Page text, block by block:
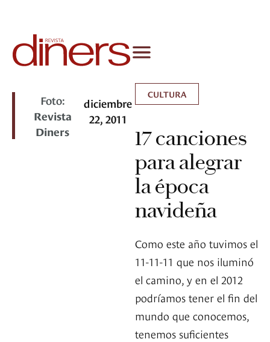
Foto:
Revista
Diners
diciembre
22, 2011
CULTURA
17 canciones
para alegrar
la época
navideña
Como este año tuvimos el
11-11-11 que nos iluminó
el camino, y en el 2012
podríamos tener el fin del
mundo que conocemos,
tenemos suficientes